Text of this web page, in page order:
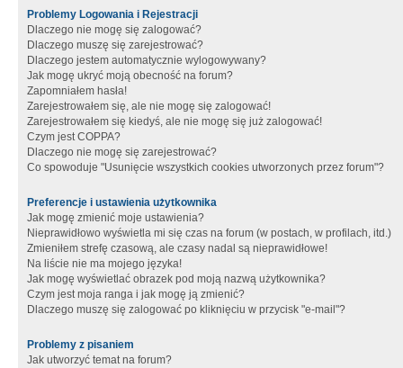
Problemy Logowania i Rejestracji
Dlaczego nie mogę się zalogować?
Dlaczego muszę się zarejestrować?
Dlaczego jestem automatycznie wylogowywany?
Jak mogę ukryć moją obecność na forum?
Zapomniałem hasła!
Zarejestrowałem się, ale nie mogę się zalogować!
Zarejestrowałem się kiedyś, ale nie mogę się już zalogować!
Czym jest COPPA?
Dlaczego nie mogę się zarejestrować?
Co spowoduje "Usunięcie wszystkich cookies utworzonych przez forum"?
Preferencje i ustawienia użytkownika
Jak mogę zmienić moje ustawienia?
Nieprawidłowo wyświetla mi się czas na forum (w postach, w profilach, itd.)
Zmieniłem strefę czasową, ale czasy nadal są nieprawidłowe!
Na liście nie ma mojego języka!
Jak mogę wyświetlać obrazek pod moją nazwą użytkownika?
Czym jest moja ranga i jak mogę ją zmienić?
Dlaczego muszę się zalogować po kliknięciu w przycisk "e-mail"?
Problemy z pisaniem
Jak utworzyć temat na forum?